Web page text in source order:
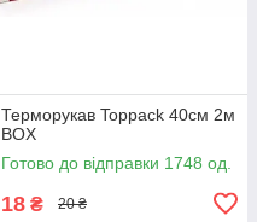
Терморукав Toppack 40см 2м
BOX
Готово до відправки 1748 од.
18 ₴ 20 ₴